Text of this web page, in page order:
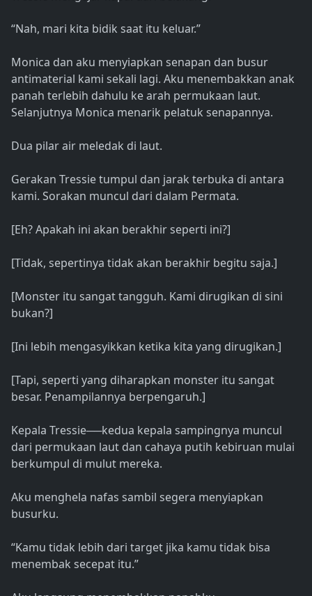
“Nah, mari kita bidik saat itu keluar.”
Monica dan aku menyiapkan senapan dan busur
antimaterial kami sekali lagi. Aku menembakkan anak
panah terlebih dahulu ke arah permukaan laut.
Selanjutnya Monica menarik pelatuk senapannya.
Dua pilar air meledak di laut.
Gerakan Tressie tumpul dan jarak terbuka di antara
kami. Sorakan muncul dari dalam Permata.
[Eh? Apakah ini akan berakhir seperti ini?]
[Tidak, sepertinya tidak akan berakhir begitu saja.]
[Monster itu sangat tangguh. Kami dirugikan di sini
bukan?]
[Ini lebih mengasyikkan ketika kita yang dirugikan.]
[Tapi, seperti yang diharapkan monster itu sangat
besar. Penampilannya berpengaruh.]
Kepala Tressie──kedua kepala sampingnya muncul
dari permukaan laut dan cahaya putih kebiruan mulai
berkumpul di mulut mereka.
Aku menghela nafas sambil segera menyiapkan
busurku.
“Kamu tidak lebih dari target jika kamu tidak bisa
menembak secepat itu.”